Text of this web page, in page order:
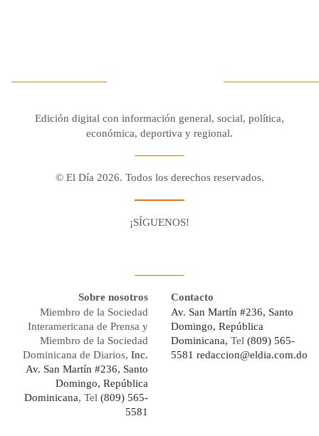
Edición digital con información general, social, política,
económica, deportiva y regional.
© El Día 2026. Todos los derechos reservados.
¡SÍGUENOS!
Sobre nosotros
Miembro de la Sociedad
Interamericana de Prensa y
Miembro de la Sociedad
Dominicana de Diarios, Inc.
Av. San Martín #236, Santo
Domingo, República
Dominicana, Tel (809) 565-
5581
Contacto
Av. San Martín #236, Santo
Domingo, República
Dominicana, Tel (809) 565-
5581 redaccion@eldia.com.do